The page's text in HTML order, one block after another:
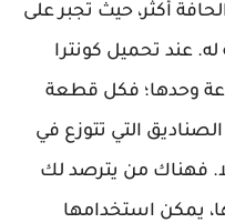
أكثر، حيث تجبر على
عند تحميل كونترا
وحدها؛ فكل قطعة
التي تتوزع في
فهناك من يترصد لك
يمكن استخدامها